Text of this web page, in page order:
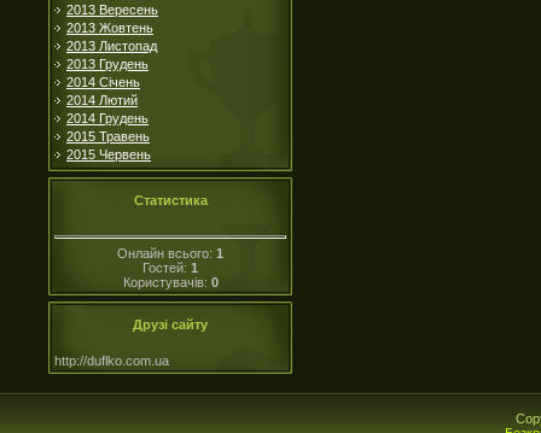
2013 Вересень
2013 Жовтень
2013 Листопад
2013 Грудень
2014 Січень
2014 Лютий
2014 Грудень
2015 Травень
2015 Червень
Статистика
Онлайн всього: 1
Гостей: 1
Користувачів: 0
Друзі сайту
http://duflko.com.ua